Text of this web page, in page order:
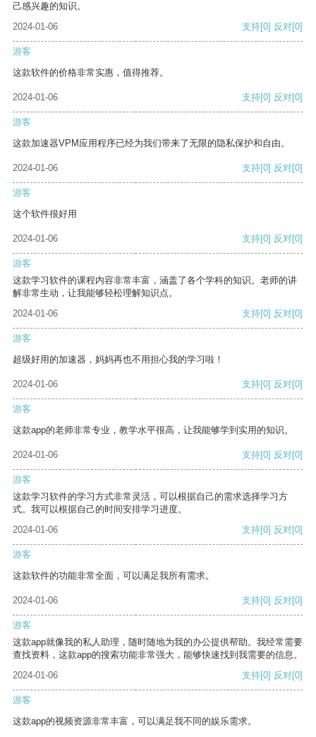
己感兴趣的知识。
2024-01-06
支持[0] 反对[0]
游客
这款软件的价格非常实惠，值得推荐。
2024-01-06 支持[0] 反对[0]
游客
这款加速器VPM应用程序已经为我们带来了无限的隐私保护和自由。
2024-01-06 支持[0] 反对[0]
游客
这个软件很好用
2024-01-06 支持[0] 反对[0]
游客
这款学习软件的课程内容非常丰富，涵盖了各个学科的知识。老师的讲
解非常生动，让我能够轻松理解知识点。
2024-01-06
支持[0] 反对[0]
游客
超级好用的加速器，妈妈再也不用担心我的学习啦！
2024-01-06 支持[0] 反对[0]
游客
这款app的老师非常专业，教学水平很高，让我能够学到实用的知识。
2024-01-06 支持[0] 反对[0]
游客
这款学习软件的学习方式非常灵活，可以根据自己的需求选择学习方
式。我可以根据自己的时间安排学习进度。
2024-01-06
支持[0] 反对[0]
游客
这款软件的功能非常全面，可以满足我所有需求。
2024-01-06 支持[0] 反对[0]
游客
这款app就像我的私人助理，随时随地为我的办公提供帮助。我经常需要
查找资料，这款app的搜索功能非常强大，能够快速找到我需要的信息。
2024-01-06
支持[0] 反对[0]
游客
这款app的视频资源非常丰富，可以满足我不同的娱乐需求。